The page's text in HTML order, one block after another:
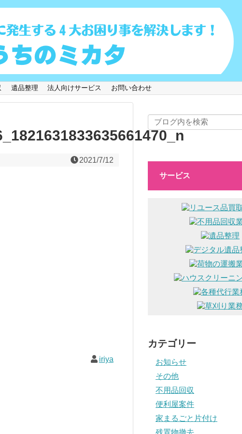
遺品整理 法人向けサービス お問い合わせ
2021/7/12
iriya
サービス
カテゴリー
お知らせ
その他
不用品回収
便利屋案件
家まるごと片付け